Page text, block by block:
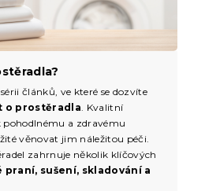
článků, ve které se dozvíte
o prostěradla . Kvalitní
a zdravému
věnovat jim náležitou péči.
zahrnuje několik klíčových
praní, sušení, skladování a